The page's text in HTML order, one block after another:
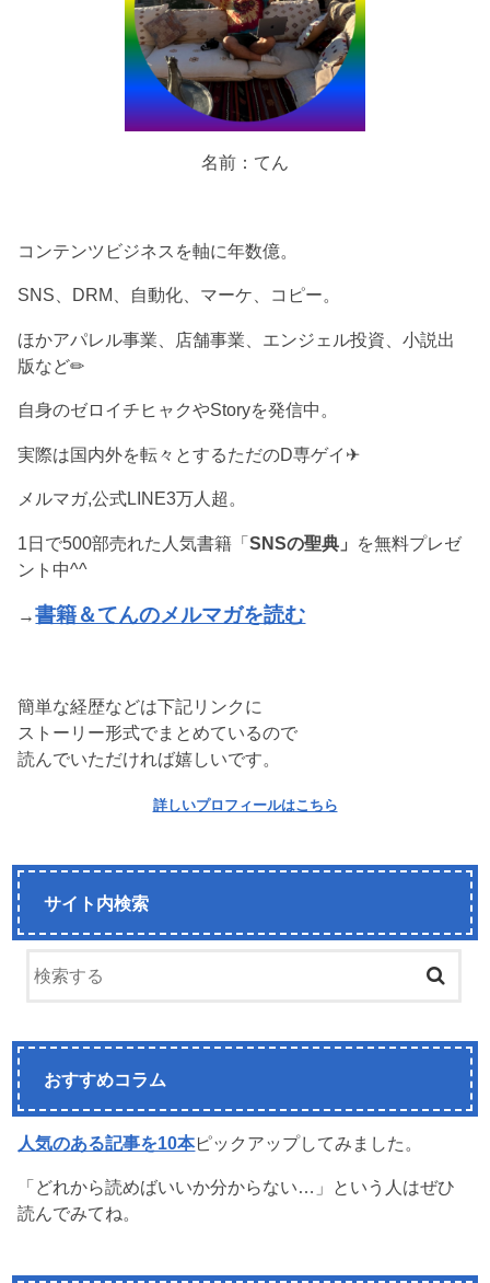
名前：てん
コンテンツビジネスを軸に年数億。
SNS、DRM、自動化、マーケ、コピー。
ほかアパレル事業、店舗事業、エンジェル投資、小説出
版など✏︎
自身のゼロイチヒャクやStoryを発信中。
実際は国内外を転々とするただのD専ゲイ✈︎
メルマガ,公式LINE3万人超。
1日で500部売れた人気書籍「SNSの聖典」 を無料プレゼ
ント中^^
→書籍＆てんのメルマガを読む
簡単な経歴などは下記リンクに
ストーリー形式でまとめているので
読んでいただければ嬉しいです。
詳しいプロフィールはこちら
サイト内検索
おすすめコラム
人気のある記事を10本ピックアップしてみました。
「どれから読めばいいか分からない…」という人はぜひ
読んでみてね。